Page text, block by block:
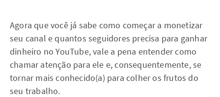
Agora que você já sabe como começar a monetizar
seu canal e quantos seguidores precisa para ganhar
dinheiro no YouTube, vale a pena entender como
chamar atenção para ele e, consequentemente, se
tornar mais conhecido(a) para colher os frutos do
seu trabalho.